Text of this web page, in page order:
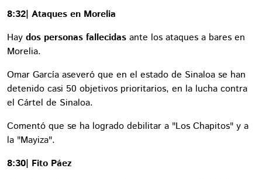
8:32| Ataques en Morelia
Hay dos personas fallecidas ante los ataques a bares en
Morelia.
Omar García aseveró que en el estado de Sinaloa se han
detenido casi 50 objetivos prioritarios, en la lucha contra
el Cártel de Sinaloa.
Comentó que se ha logrado debilitar a "Los Chapitos" y a
la "Mayiza".
8:30| Fito Páez